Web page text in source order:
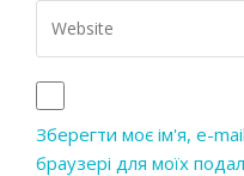
Зберегти моє ім'я, e-
браузері для моїх